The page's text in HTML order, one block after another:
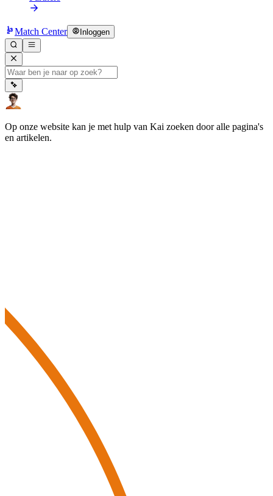
Match Center Inloggen
Op onze website kan je met hulp van Kai zoeken door alle pagina's
en artikelen.